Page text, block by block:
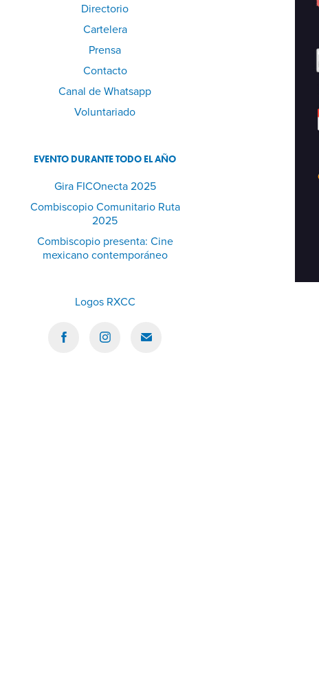
Directorio
Cartelera
Prensa
Contacto
Canal de Whatsapp
Voluntariado
EVENTO DURANTE TODO EL AÑO
Gira FICOnecta 2025
Combiscopio Comunitario Ruta
2025
Combiscopio presenta: Cine
mexicano contemporáneo
Logos RXCC